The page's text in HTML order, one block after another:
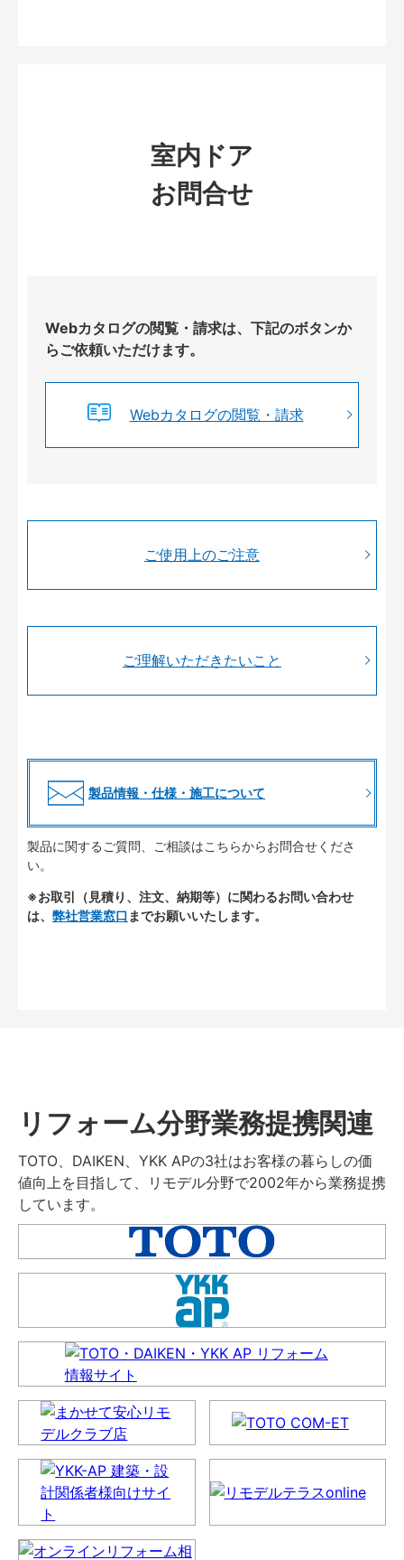
室内ドア
お問合せ
Webカタログの閲覧・請求は、下記のボタンか
らご依頼いただけます。
Webカタログの閲覧・請求
ご使用上のご注意
ご理解いただきたいこと
製品情報・仕様・施工について
製品に関するご質問、ご相談はこちらからお問合せくださ
い。
※お取引（見積り、注文、納期等）に関わるお問い合わせ
は、 弊社営業窓口 までお願いいたします。
リフォーム分野業務提携関連
TOTO、DAIKEN、YKK APの3社はお客様の暮らしの価
値向上を目指して、リモデル分野で2002年から業務提携
しています。